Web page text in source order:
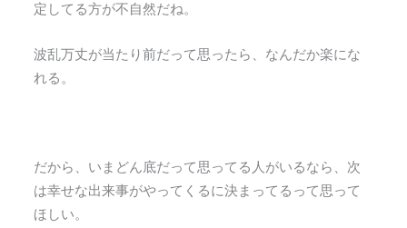
定してる方が不自然だね。
波乱万丈が当たり前だって思ったら、なんだか楽にな
れる。
だから、いまどん底だって思ってる人がいるなら、次
は幸せな出来事がやってくるに決まってるって思って
ほしい。